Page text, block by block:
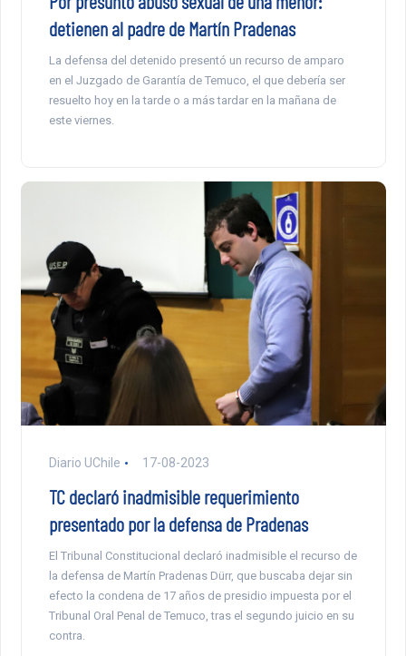
detienen al padre de Martín Pradenas
La defensa del detenido presentó un recurso de amparo
en el Juzgado de Garantía de Temuco, el que debería ser
resuelto hoy en la tarde o a más tardar en la mañana de
este viernes.
Diario UChile 17-08-2023
TC declaró inadmisible requerimiento
presentado por la defensa de Pradenas
El Tribunal Constitucional declaró inadmisible el recurso de
la defensa de Martín Pradenas Dürr, que buscaba dejar sin
efecto la condena de 17 años de presidio impuesta por el
Tribunal Oral Penal de Temuco, tras el segundo juicio en su
contra.